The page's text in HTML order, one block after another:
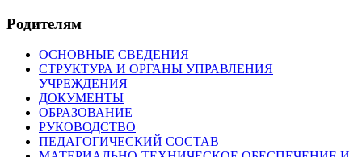
Родителям
ОСНОВНЫЕ СВЕДЕНИЯ
СТРУКТУРА И ОРГАНЫ УПРАВЛЕНИЯ
УЧРЕЖДЕНИЯ
ДОКУМЕНТЫ
ОБРАЗОВАНИЕ
РУКОВОДСТВО
ПЕДАГОГИЧЕСКИЙ СОСТАВ